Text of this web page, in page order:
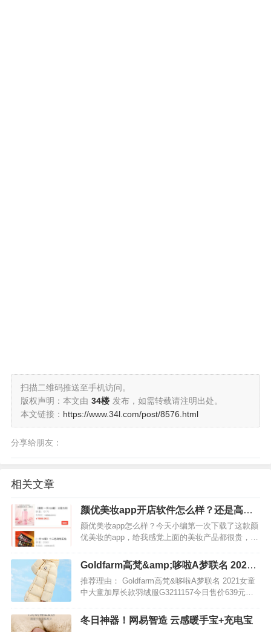
扫描二维码推送至手机访问。
版权声明：本文由 34楼 发布，如需转载请注明出处。
本文链接： https://www.34l.com/post/8576.html
分享给朋友：
相关文章
颜优美妆app开店软件怎么样？还是高佣
联盟好
颜优美妆app怎么样？今天小编第一次下载了这款颜
优美妆的app，给我感觉上面的美妆产品都很贵，很
款片仔廣珍珠臻在颜优美妆app上面价格要180元一
套。而且还不是一套给你买的，买的话要100套才能
买…
Goldfarm高梵&amp;哆啦A梦联名 2021
女童中大童加厚长款羽绒服G3211157
推荐理由： Goldfarm高梵&哆啦A梦联名 2021女童
中大童加厚长款羽绒服G3211157今日售价639元，
取30元购物券，下单实付169元包邮，130~160CM
三色可选。…
冬日神器！网易智造 云感暖手宝+充电宝